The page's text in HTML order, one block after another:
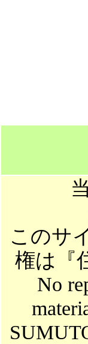
このサ
権は『
No